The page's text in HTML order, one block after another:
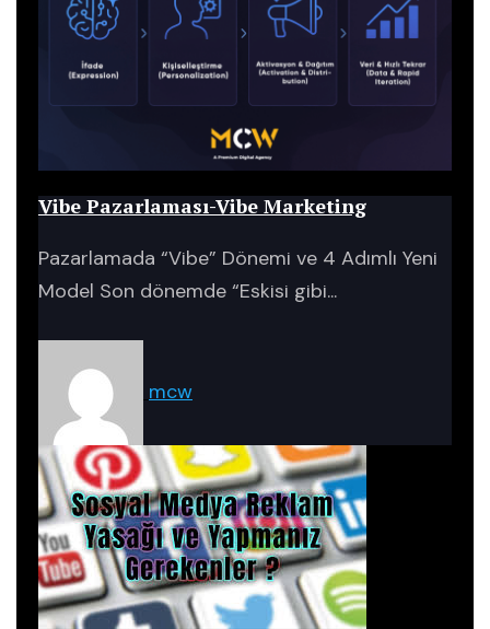
Vibe Pazarlaması-Vibe Marketing
Pazarlamada “Vibe” Dönemi ve 4 Adımlı Yeni
Model Son dönemde “Eskisi gibi...
mcw